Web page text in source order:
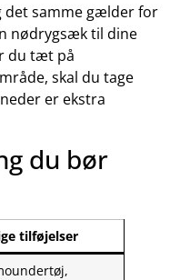
det samme gælder for
nødrygsæk til dine
du tæt på
skal du tage
er ekstra
du bør
tilføjelser